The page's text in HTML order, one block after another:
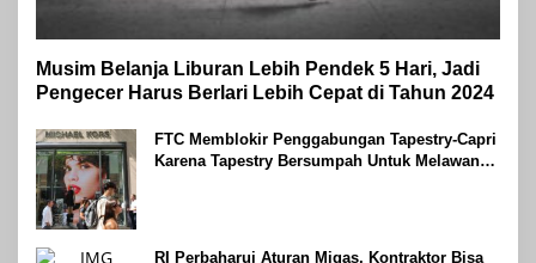
Musim Belanja Liburan Lebih Pendek 5 Hari, Jadi
Pengecer Harus Berlari Lebih Cepat di Tahun 2024
FTC Memblokir Penggabungan Tapestry-Capri
Karena Tapestry Bersumpah Untuk Melawan
RI Perbaharui Aturan Migas, Kontraktor Bisa